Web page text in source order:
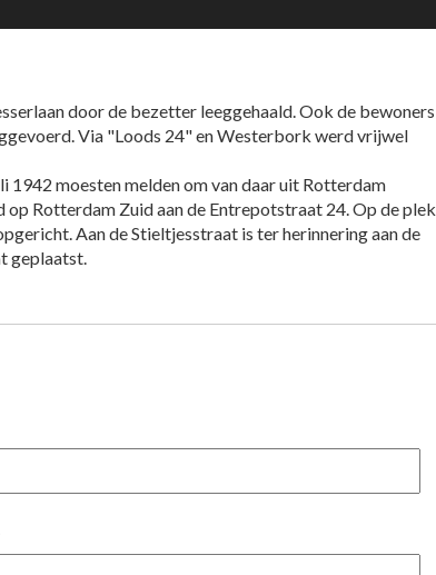
door de bezetter leeggehaald. Ook de bewoners
Via "Loods 24" en Westerbork werd vrijwel
1942 moesten melden om van daar uit Rotterdam
Rotterdam Zuid aan de Entrepotstraat 24. Op de plek
Aan de Stieltjesstraat is ter herinnering aan de
geplaatst.